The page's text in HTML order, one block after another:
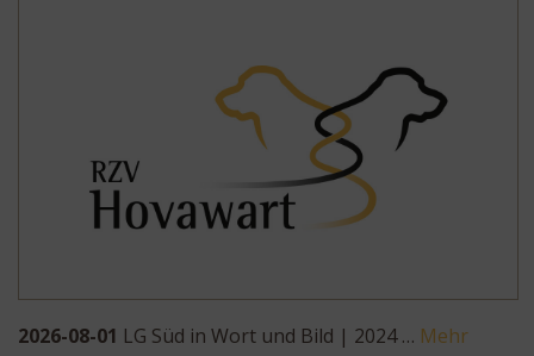
2026-08-01 LG Süd in Wort und Bild | 2024 … Mehr